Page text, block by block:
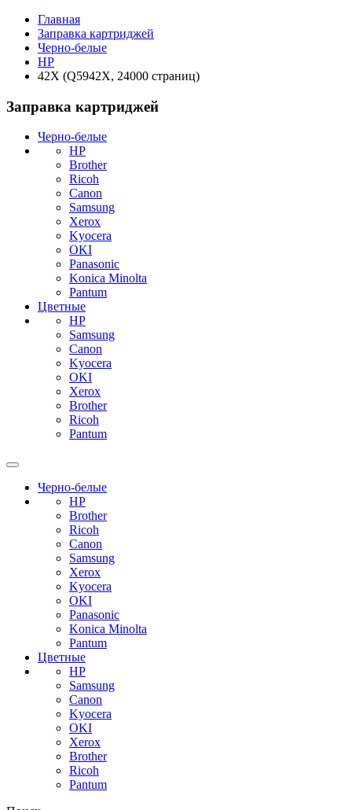
Главная
Заправка картриджей
Черно-белые
HP
42X (Q5942X, 24000 страниц)
Заправка картриджей
Черно-белые
HP
Brother
Ricoh
Canon
Samsung
Xerox
Kyocera
OKI
Panasonic
Konica Minolta
Pantum
Цветные
HP
Samsung
Canon
Kyocera
OKI
Xerox
Brother
Ricoh
Pantum
Черно-белые
HP
Brother
Ricoh
Canon
Samsung
Xerox
Kyocera
OKI
Panasonic
Konica Minolta
Pantum
Цветные
HP
Samsung
Canon
Kyocera
OKI
Xerox
Brother
Ricoh
Pantum